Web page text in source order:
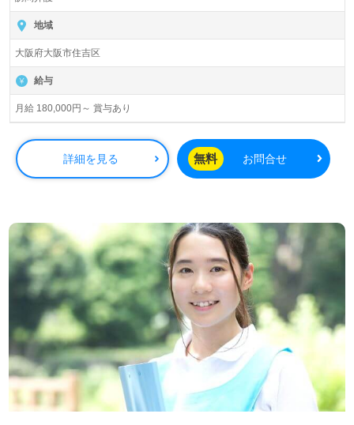
地域
大阪府大阪市住吉区
給与
月給 180,000円～ 賞与あり
詳細を見る 無料 お問合せ